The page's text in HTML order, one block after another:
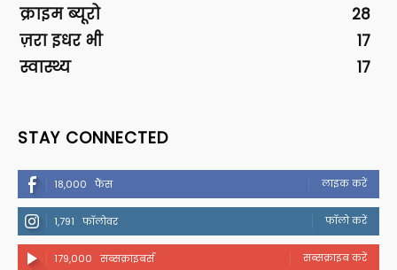
क्राइम ब्यूरो
28
ज़रा इधर भी
17
स्वास्थ्य
17
STAY CONNECTED
18,000 फैंस लाइक करें
1,791 फॉलोवर फॉलो करें
179,000 सब्सक्राइबर्स सब्सक्राइब करें